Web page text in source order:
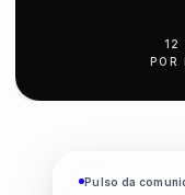
12
POR
Pulso da